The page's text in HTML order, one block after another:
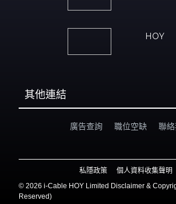
HOY
其他連結
廣告查詢 職位空缺 聯
私隱政策
個人資料收集聲明
© 2026 i-Cable HOY Limited Disclaimer &
Reserved)